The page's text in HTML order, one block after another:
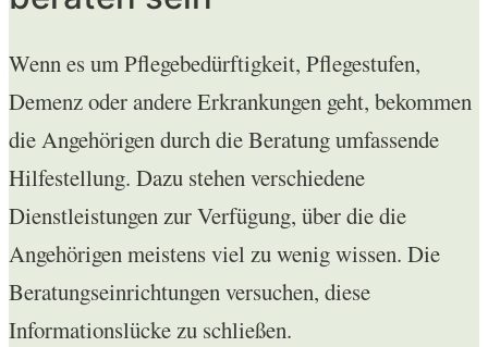
Wenn es um Pflegebedürftigkeit, Pflegestufen,
Demenz oder andere Erkrankungen geht, bekommen
die Angehörigen durch die Beratung umfassende
Hilfestellung. Dazu stehen verschiedene
Dienstleistungen zur Verfügung, über die die
Angehörigen meistens viel zu wenig wissen. Die
Beratungseinrichtungen versuchen, diese
Informationslücke zu schließen.